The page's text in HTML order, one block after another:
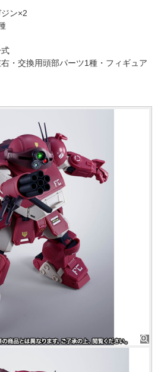
ン×2
右・交換用頭部パーツ1種・フィギュア